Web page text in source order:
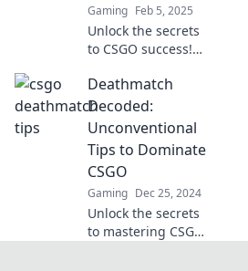
Gaming Feb 5, 2025
Unlock the secrets
to CSGO success!
unconventional tips
to outsmart and
dominate your
deathmatches!
Deathmatch
Decoded:
Unconventional
Tips to Dominate
CSGO
Gaming Dec 25, 2024
Unlock the secrets
to mastering CSGO!